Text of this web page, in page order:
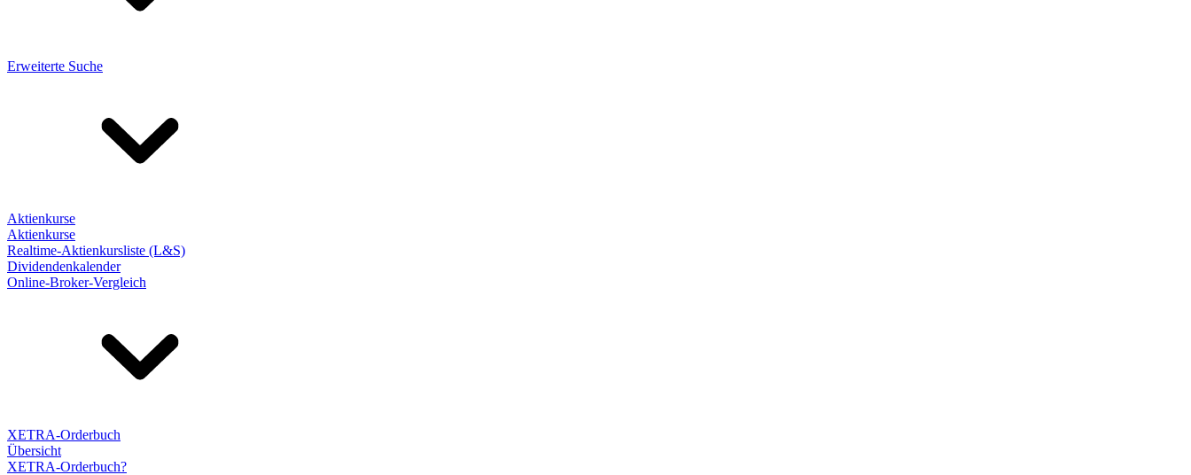
Erweiterte Suche
Aktienkurse
Aktienkurse
Realtime-Aktienkursliste (L&S)
Dividendenkalender
Online-Broker-Vergleich
XETRA-Orderbuch
Übersicht
XETRA-Orderbuch?